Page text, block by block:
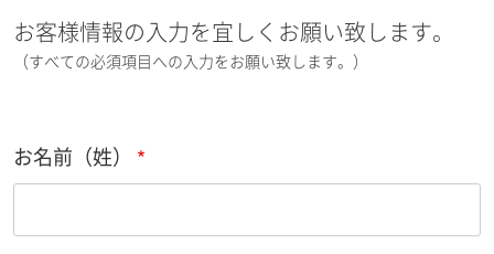
お客様情報の入力を宜しくお願い致します。
（すべての必須項目への入力をお願い致します。）
お名前（姓）